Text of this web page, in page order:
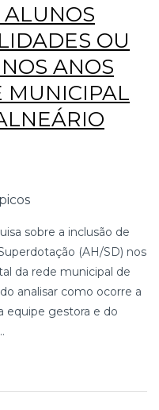
OU
ANOS
MUNICIPAL
sobre a inclusão de
(AH/SD) nos
da rede municipal de
analisar como ocorre a
equipe gestora e do